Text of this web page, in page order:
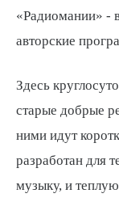
«Радиомании» -
авторские
Здесь
старые добрые
ними идут
разработан для
музыку, и